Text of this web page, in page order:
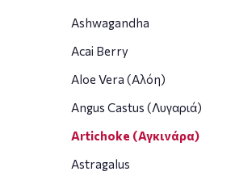
Ashwagandha
Acai Berry
Aloe Vera (Αλόη)
Angus Castus (Λυγαριά)
Artichoke (Αγκινάρα)
Astragalus